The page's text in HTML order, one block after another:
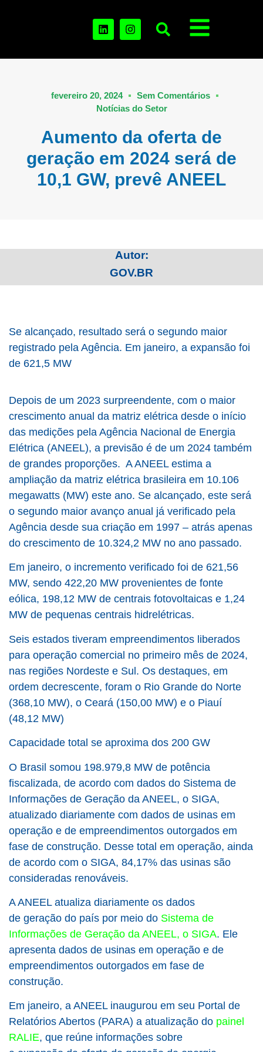
fevereiro 20, 2024
Sem Comentários
Notícias do Setor
Aumento da oferta de
geração em 2024 será de
10,1 GW, prevê ANEEL
Autor:
GOV.BR
Se alcançado, resultado será o segundo maior
registrado pela Agência. Em janeiro, a expansão foi
de 621,5 MW
Depois de um 2023 surpreendente, com o maior
crescimento anual da matriz elétrica desde o início
das medições pela Agência Nacional de Energia
Elétrica (ANEEL), a previsão é de um 2024 também
de grandes proporções. A ANEEL estima a
ampliação da matriz elétrica brasileira em 10.106
megawatts (MW) este ano. Se alcançado, este será
o segundo maior avanço anual já verificado pela
Agência desde sua criação em 1997 – atrás apenas
do crescimento de 10.324,2 MW no ano passado.
Em janeiro, o incremento verificado foi de 621,56
MW, sendo 422,20 MW provenientes de fonte
eólica, 198,12 MW de centrais fotovoltaicas e 1,24
MW de pequenas centrais hidrelétricas.
Seis estados tiveram empreendimentos liberados
para operação comercial no primeiro mês de 2024,
nas regiões Nordeste e Sul. Os destaques, em
ordem decrescente, foram o Rio Grande do Norte
(368,10 MW), o Ceará (150,00 MW) e o Piauí
(48,12 MW)
Capacidade total se aproxima dos 200 GW
O Brasil somou 198.979,8 MW de potência
fiscalizada, de acordo com dados do Sistema de
Informações de Geração da ANEEL, o SIGA,
atualizado diariamente com dados de usinas em
operação e de empreendimentos outorgados em
fase de construção. Desse total em operação, ainda
de acordo com o SIGA, 84,17% das usinas são
consideradas renováveis.
A ANEEL atualiza diariamente os dados
de geração do país por meio do Sistema de
Informações de Geração da ANEEL, o SIGA. Ele
apresenta dados de usinas em operação e de
empreendimentos outorgados em fase de
construção.
Em janeiro, a ANEEL inaugurou em seu Portal de
Relatórios Abertos (PARA) a atualização do painel
RALIE, que reúne informações sobre